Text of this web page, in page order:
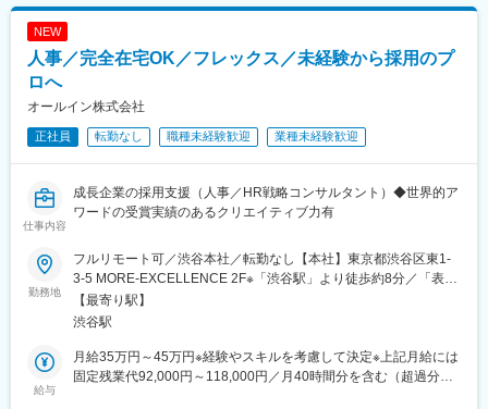
NEW
人事／完全在宅OK／フレックス／未経験から採用のプ
ロへ
オールイン株式会社
正社員 転勤なし 職種未経験歓迎 業種未経験歓迎
仕事内容
成長企業の採用支援（人事／HR戦略コンサルタント）◆世界的ア
ワードの受賞実績のあるクリエイティブ力有
勤務地
フルリモート可／渋谷本社／転勤なし【本社】東京都渋谷区東1-
3-5 MORE-EXCELLENCE 2F※「渋谷駅」より徒歩約8分／「表参
道駅」より徒歩約10分
【最寄り駅】
渋谷駅
給与
月給35万円～45万円※経験やスキルを考慮して決定※上記月給には
固定残業代92,000円～118,000円／月40時間分を含む（超過分は